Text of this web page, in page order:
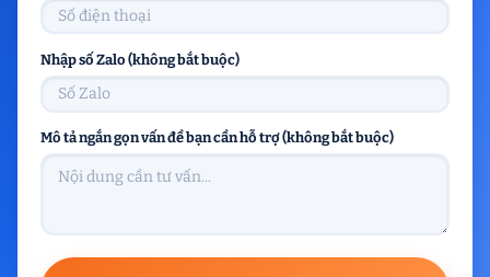
Nhập số Zalo (không bắt buộc)
Mô tả ngắn gọn vấn đề bạn cần hỗ trợ (không bắt buộc)